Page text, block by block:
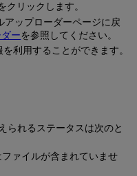
クリックします。
アップローダーページに戻
ーを参照してください。
利用することができます。
られるステータスは次のと
ファイルが含まれていませ